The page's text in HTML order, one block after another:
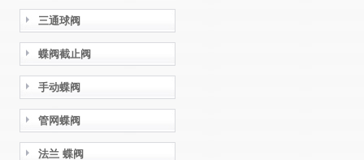
三通球阀
蝶阀截止阀
手动蝶阀
管网蝶阀
法兰 蝶阀